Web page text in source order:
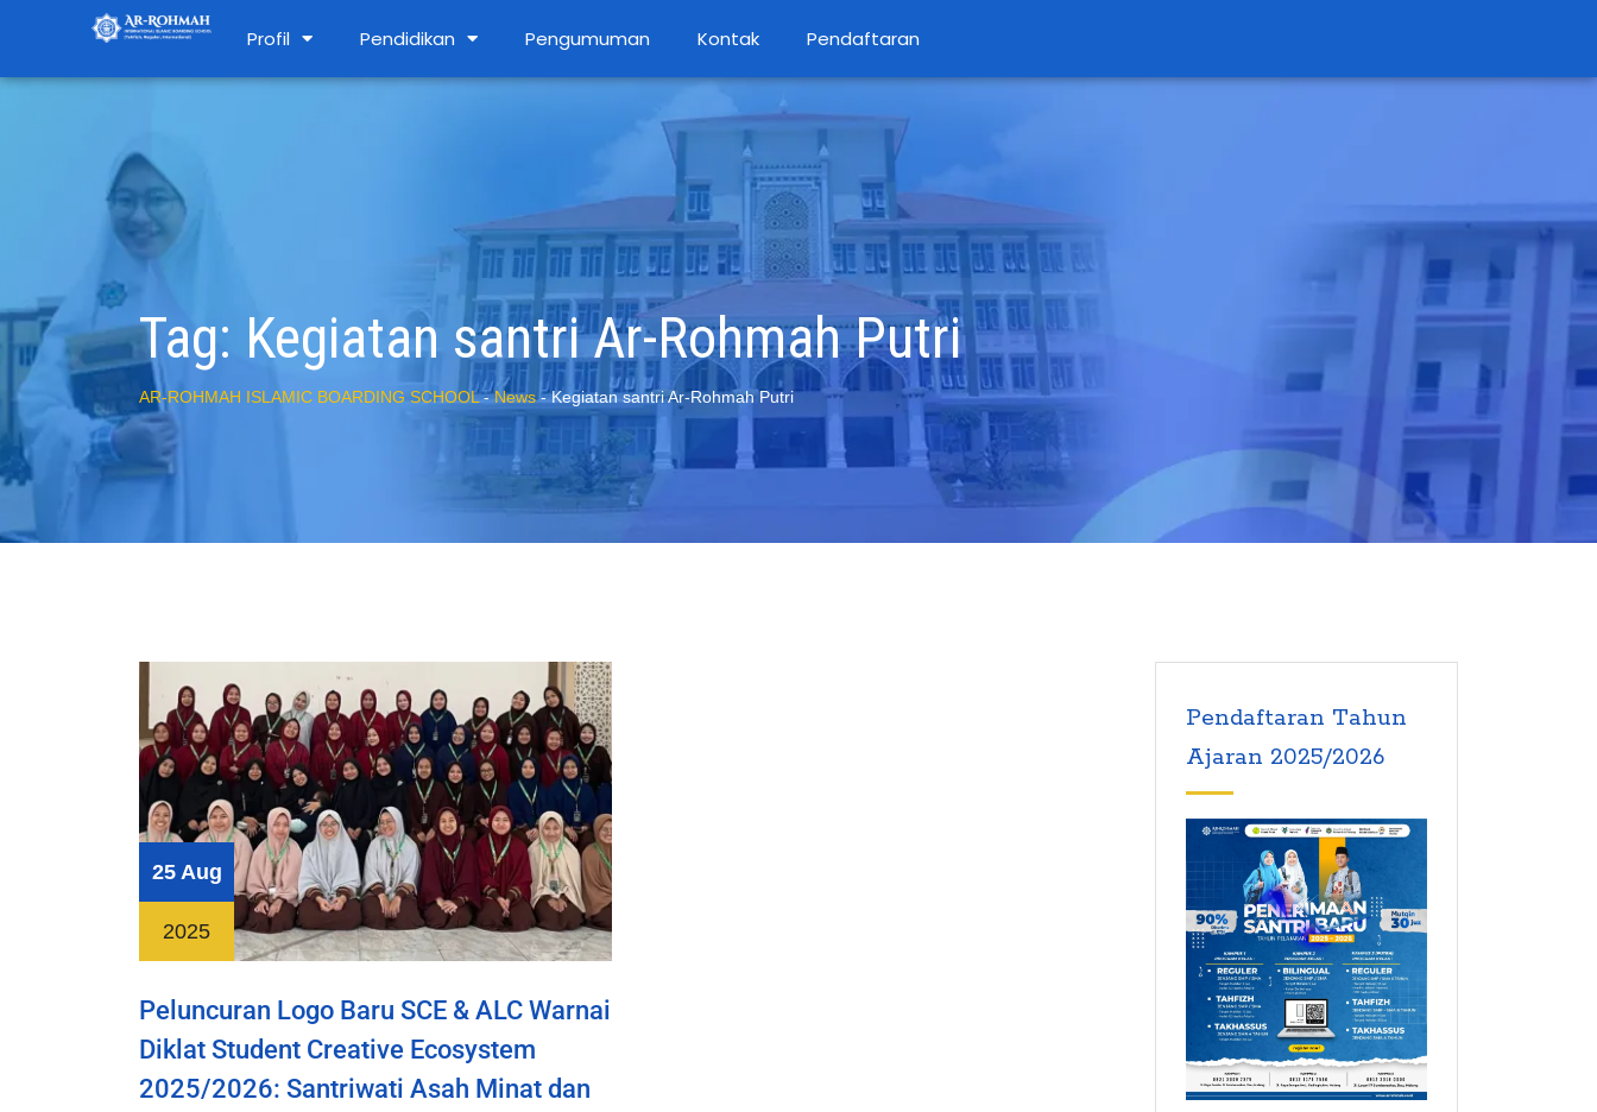
Profil Pendidikan Pengumuman Kontak Pendaftaran
Tag: Kegiatan santri Ar-Rohmah Putri
AR-ROHMAH ISLAMIC BOARDING SCHOOL-News-Kegiatan santri Ar-Rohmah Putri
25 Aug
2025
Peluncuran Logo Baru SCE & ALC Warnai
Diklat Student Creative Ecosystem
2025/2026: Santriwati Asah Minat dan
Pendaftaran Tahun
Ajaran 2025/2026